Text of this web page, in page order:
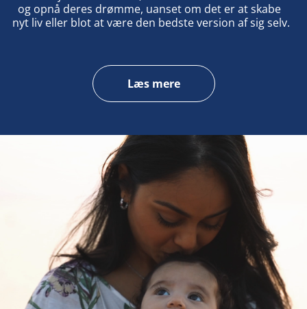
og opnå deres drømme, uanset om det er at skabe
nyt liv eller blot at være den bedste version af sig selv.
Læs mere